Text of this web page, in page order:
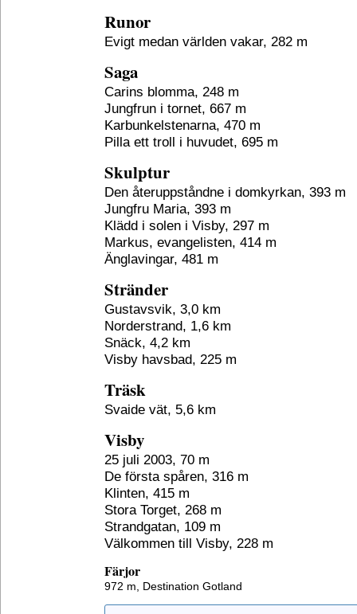
Runor
Evigt medan världen vakar, 282 m
Saga
Carins blomma, 248 m
Jungfrun i tornet, 667 m
Karbunkelstenarna, 470 m
Pilla ett troll i huvudet, 695 m
Skulptur
Den återuppståndne i domkyrkan, 393 m
Jungfru Maria, 393 m
Klädd i solen i Visby, 297 m
Markus, evangelisten, 414 m
Änglavingar, 481 m
Stränder
Gustavsvik, 3,0 km
Norderstrand, 1,6 km
Snäck, 4,2 km
Visby havsbad, 225 m
Träsk
Svaide vät, 5,6 km
Visby
25 juli 2003, 70 m
De första spåren, 316 m
Klinten, 415 m
Stora Torget, 268 m
Strandgatan, 109 m
Välkommen till Visby, 228 m
Färjor
972 m, Destination Gotland